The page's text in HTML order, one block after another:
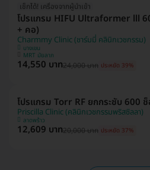
เช็กได้! เครื่องจากผู้นำเข้า
โปรแกรม HIFU Ultraformer lll
+ คอ)
Charmmy Clinic (ชาร์มมี่ คลินิกเวชกรรม)
บางเขน
MRT มัยลาภ
14,550 บาท24,000 บาท ประหยัด 39%
โปรแกรม Torr RF ยกกระชับ 600
Priscilla Clinic (คลินิกเวชกรรมพริสซิลลา)
ลาดพร้าว
12,609 บาท20,000 บาท ประหยัด 37%